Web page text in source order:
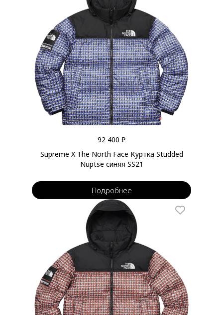
92 400 ₽
Supreme X The North Face Куртка Studded
Nuptse синяя SS21
Подробнее